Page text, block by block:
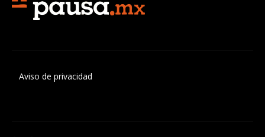
Aviso de privacidad